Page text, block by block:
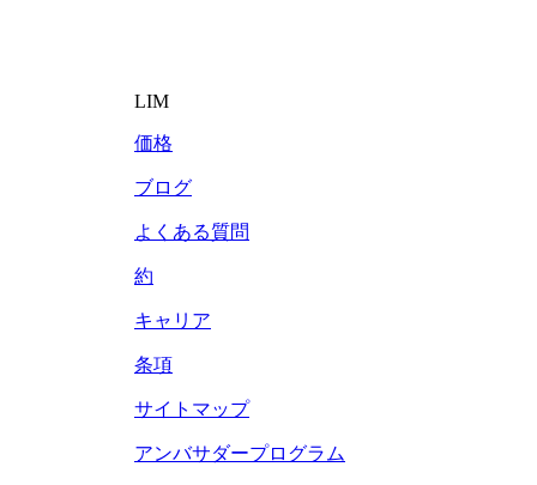
LIM
価格
ブログ
よくある質問
約
キャリア
条項
サイトマップ
アンバサダープログラム